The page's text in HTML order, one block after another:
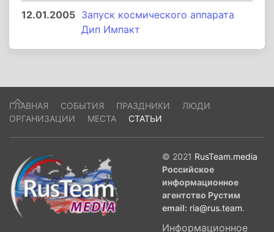
12.01.2005 Запуск космического аппарата
Дип Импакт
ГЛАВНАЯ СОБЫТИЯ ПРАЗДНИКИ
ЛЮДИ
ОРГАНИЗАЦИИ
МЕСТА СТАТЬИ
© 2021 RusTeam.media
Российское
информационное
агентство Рустим
email: ria@rus.team.
Информационное